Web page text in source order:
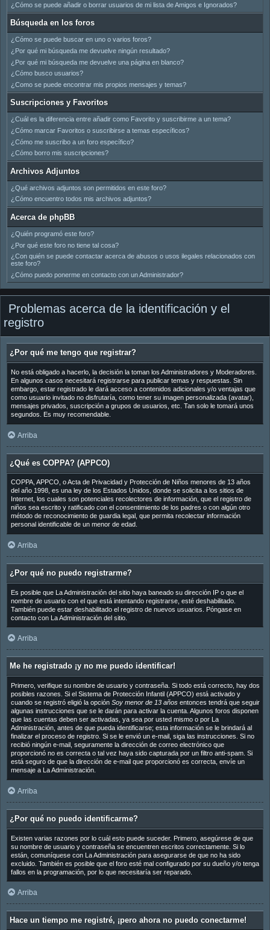
¿Cómo se puede añadir o borrar usuarios de mi lista de Amigos e Ignorados?
Búsqueda en los foros
¿Cómo se puede buscar en uno o varios foros?
¿Por qué mi búsqueda me devuelve ningún resultado?
¿Por qué mi búsqueda me devuelve una página en blanco?
¿Cómo busco usuarios?
¿Como se puede encontrar mis propios mensajes y temas?
Suscripciones y Favoritos
¿Cuál es la diferencia entre añadir como Favorito y suscribirme a un tema?
¿Cómo marcar Favoritos o suscribirse a temas específicos?
¿Cómo me suscribo a un foro específico?
¿Cómo borro mis suscripciones?
Archivos Adjuntos
¿Qué archivos adjuntos son permitidos en este foro?
¿Cómo encuentro todos mis archivos adjuntos?
Acerca de phpBB
¿Quién programó este foro?
¿Por qué este foro no tiene tal cosa?
¿Con quién se puede contactar acerca de abusos o usos ilegales relacionados con
este foro?
¿Cómo puedo ponerme en contacto con un Administrador?
Problemas acerca de la identificación y el
registro
¿Por qué me tengo que registrar?
No está obligado a hacerlo, la decisión la toman los Administradores y Moderadores.
En algunos casos necesitará registrarse para publicar temas y respuestas. Sin
embargo, estar registrado le dará acceso a contenidos adicionales y/o ventajas que
como usuario invitado no disfrutaría, como tener su imagen personalizada (avatar),
mensajes privados, suscripción a grupos de usuarios, etc. Tan solo le tomará unos
segundos. Es muy recomendable.
Arriba
¿Qué es COPPA? (APPCO)
COPPA, APPCO, o Acta de Privacidad y Protección de Niños menores de 13 años
del año 1998, es una ley de los Estados Unidos, donde se solicita a los sitios de
Internet, los cuales son potenciales recolectores de información, que el registro de
niños sea escrito y ratificado con el consentimiento de los padres o con algún otro
método de reconocimiento de guardia legal, que permita recolectar información
personal identificable de un menor de edad.
Arriba
¿Por qué no puedo registrarme?
Es posible que La Administración del sitio haya baneado su dirección IP o que el
nombre de usuario con el que está intentando registrarse, esté deshabilitado.
También puede estar deshabilitado el registro de nuevos usuarios. Póngase en
contacto con La Administración del sitio.
Arriba
Me he registrado ¡y no me puedo identificar!
Primero, verifique su nombre de usuario y contraseña. Si todo está correcto, hay dos
posibles razones. Si el Sistema de Protección Infantil (APPCO) está activado y
cuando se registró eligió la opción Soy menor de 13 añosentonces tendrá que seguir
algunas instrucciones que se le darán para activar la cuenta. Algunos foros disponen
que las cuentas deben ser activadas, ya sea por usted mismo o por La
Administración, antes de que pueda identificarse; esta información se le brindará al
finalizar el proceso de registro. Si se le envió un e-mail, siga las instrucciones. Si no
recibió ningún e-mail, seguramente la dirección de correo electrónico que
proporcionó no es correcta o tal vez haya sido capturada por un filtro anti-spam. Si
está seguro de que la dirección de e-mail que proporcionó es correcta, envíe un
mensaje a La Administración.
Arriba
¿Por qué no puedo identificarme?
Existen varias razones por lo cuál esto puede suceder. Primero, asegúrese de que
su nombre de usuario y contraseña se encuentren escritos correctamente. Si lo
están, comuníquese con La Administración para asegurarse de que no ha sido
excluido. También es posible que el foro esté mal configurado por su dueño y/o tenga
fallos en la programación, por lo que necesitaría ser reparado.
Arriba
Hace un tiempo me registré, ¡pero ahora no puedo conectarme!